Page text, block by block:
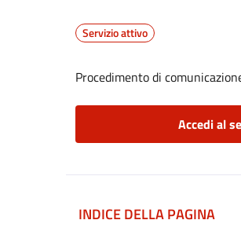
Servizio attivo
Procedimento di
Accedi al
INDICE DELLA PAGINA